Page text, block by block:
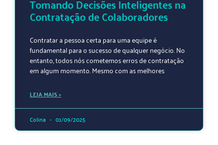
Tomando Decisões Inteligentes na
Contratação de Colaboradores
Contratar a pessoa certa para uma equipe é
fundamental para o sucesso de qualquer negócio. No
entanto, todos nós cometemos erros de contratação
em algum momento. Mesmo com as melhores
LEIA MAIS »
Colina 01/09/2025